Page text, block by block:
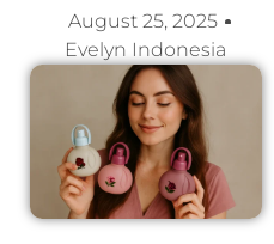
August 25, 2025
Evelyn Indonesia